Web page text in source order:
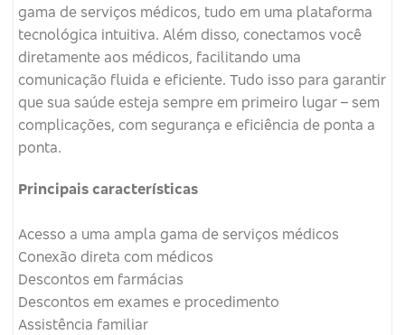
gama de serviços médicos, tudo em uma plataforma
tecnológica intuitiva. Além disso, conectamos você
diretamente aos médicos, facilitando uma
comunicação fluida e eficiente. Tudo isso para garantir
que sua saúde esteja sempre em primeiro lugar – sem
complicações, com segurança e eficiência de ponta a
ponta.
Principais características
Acesso a uma ampla gama de serviços médicos
Conexão direta com médicos
Descontos em farmácias
Descontos em exames e procedimento
Assistência familiar